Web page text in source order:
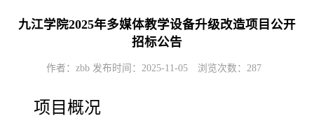
九江学院2025年多媒体教学设备升级改造项目公开
招标公告
作者：zbb 发布时间：2025-11-05 浏览次数： 287
项目概况